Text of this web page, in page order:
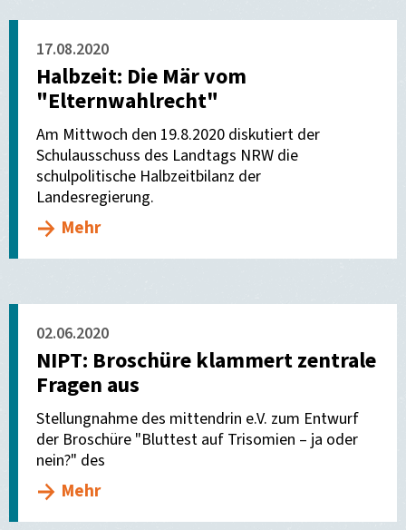
17.08.2020
Halbzeit: Die Mär vom
"Elternwahlrecht"
Am Mittwoch den 19.8.2020 diskutiert der
Schulausschuss des Landtags NRW die
schulpolitische Halbzeitbilanz der
Landesregierung.
Mehr
02.06.2020
NIPT: Broschüre klammert zentrale
Fragen aus
Stellungnahme des mittendrin e.V. zum Entwurf
der Broschüre "Bluttest auf Trisomien – ja oder
nein?" des
Mehr